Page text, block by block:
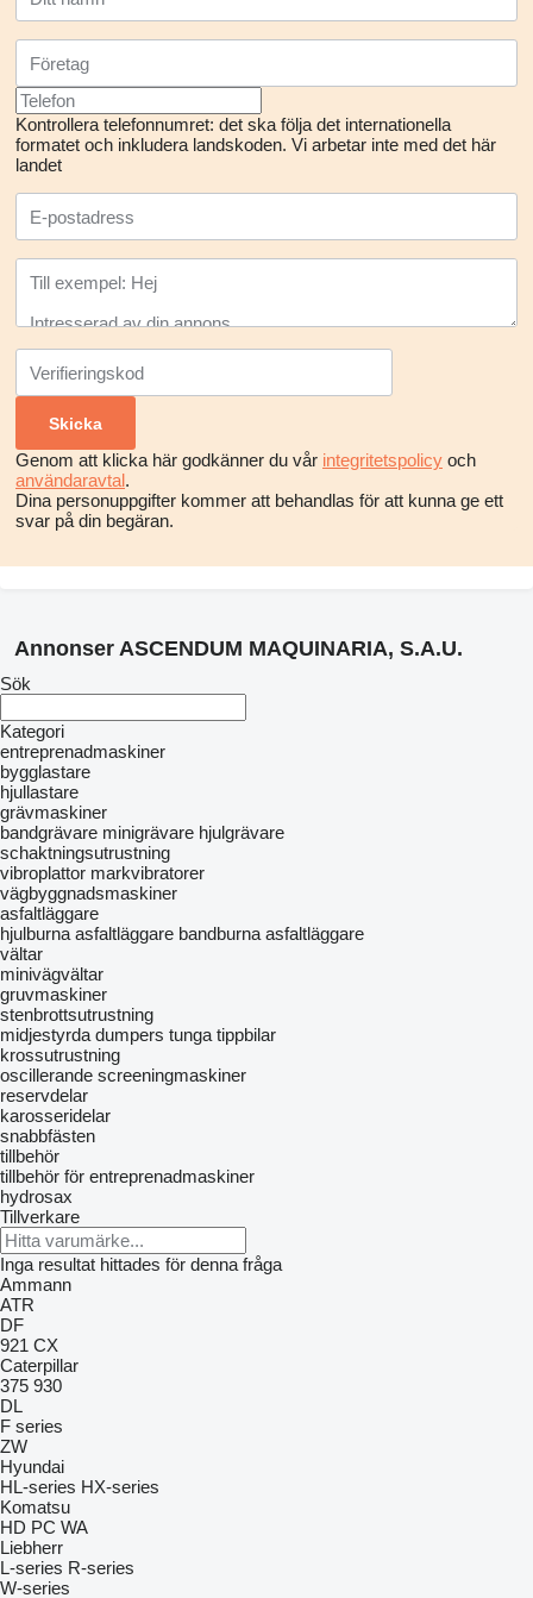
Kontrollera telefonnumret: det ska följa det internationella
formatet och inkludera landskoden. Vi arbetar inte med det här
landet
Genom att klicka här godkänner du vår integritetspolicy och
användaravtal.
Dina personuppgifter kommer att behandlas för att kunna ge ett
svar på din begäran.
Annonser ASCENDUM MAQUINARIA, S.A.U.
Sök
Kategori
entreprenadmaskiner
bygglastare
hjullastare
grävmaskiner
bandgrävare minigrävare hjulgrävare
schaktningsutrustning
vibroplattor markvibratorer
vägbyggnadsmaskiner
asfaltläggare
hjulburna asfaltläggare bandburna asfaltläggare
vältar
minivägvältar
gruvmaskiner
stenbrottsutrustning
midjestyrda dumpers tunga tippbilar
krossutrustning
oscillerande screeningmaskiner
reservdelar
karosseridelar
snabbfästen
tillbehör
tillbehör för entreprenadmaskiner
hydrosax
Tillverkare
Inga resultat hittades för denna fråga
Ammann
ATR
DF
921 CX
Caterpillar
375 930
DL
F series
ZW
Hyundai
HL-series HX-series
Komatsu
HD PC WA
Liebherr
L-series R-series
W-series